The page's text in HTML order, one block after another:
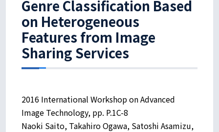
Genre Classification Based
on Heterogeneous
Features from Image
Sharing Services
2016 International Workshop on Advanced
Image Technology, pp. P.1C-8
Naoki Saito, Takahiro Ogawa, Satoshi Asamizu,